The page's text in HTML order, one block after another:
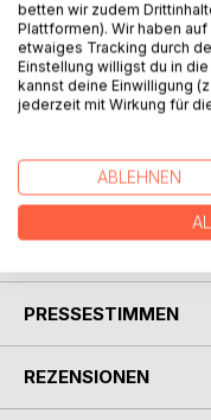
Gesprächen ebenso
wollen, wie aus
Freunde.
Die vorliegende
gemeinsam mit Herta,
erleben durften.
PRESSESTIMMEN
REZENSIONEN
betten wir zudem
Plattformen). Wir haben
etwaiges Tracking durch
Einstellung willigst du in
kannst deine Einwilligung
jederzeit mit Wirkung für
ABLEHNEN